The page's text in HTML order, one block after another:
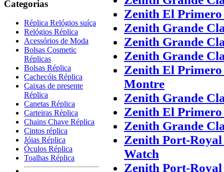
Categorias
Réplica Relógios suíça
Relógios Réplica
Acessórios de Moda
Bolsas Cosmetic
Réplicas
Bolsas Réplica
Cachecóis Réplica
Caixas de presente
Réplica
Canetas Réplica
Carteiras Réplica
Chains Chave Réplica
Cintos réplica
Jóias Réplica
Óculos Réplica
Toalhas Réplica
Zenith El Primero
Zenith Grande
Zenith Grande
Zenith Grande
Zenith El Primero
Montre
Zenith Grande
Zenith El Primero
Zenith Grande
Zenith Port-
Watch
Zenith Port-